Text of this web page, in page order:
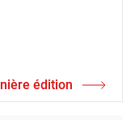
édition